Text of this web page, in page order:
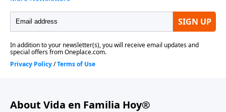
About Vida en Familia Hoy®